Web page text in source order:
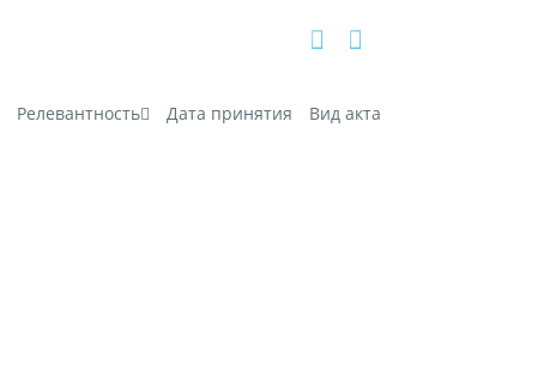
Релевантность Дата принятия Вид акта